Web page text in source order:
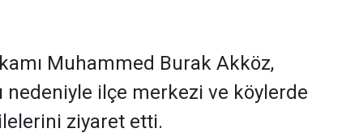
Muhammed Burak Akköz,
nedeniyle ilçe merkezi ve köylerde
ziyaret etti.